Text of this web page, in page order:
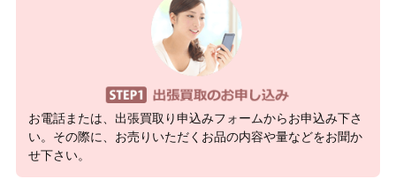
お電話または、出張買取り申込みフォームからお申込み下さ
い。その際に、お売りいただくお品の内容や量などをお聞か
せ下さい。